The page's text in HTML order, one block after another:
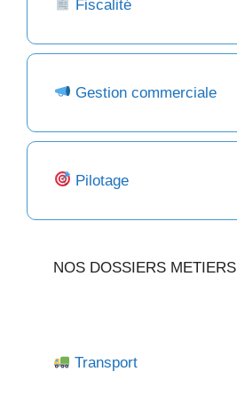
Fiscalité
Gestion commerciale
Pilotage
NOS DOSSIERS METIERS
Transport